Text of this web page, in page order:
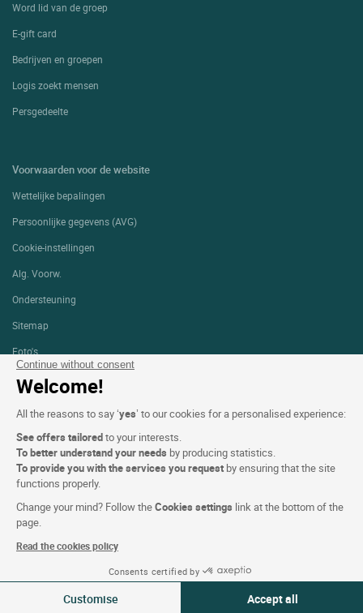
Continue without consent
Welcome!
All the reasons to say ‘yes’ to our cookies for a personalised experience:
See offers tailoredto your interests.
To better understand your needs by producing statistics.
To provide you with the services you request by ensuring that the site
functions properly.
Change your mind? Follow theCookies settings link at the bottom of the
page.
Read the cookies policy
Consents certified by
Customise Accept all
09-10 aug 2026
2 reizigers | 1 kamer
Word lid van de groep
E-gift card
Bedrijven en groepen
Logis zoekt mensen
Persgedeelte
Voorwaarden voor de website
Wettelijke bepalingen
Persoonlijke gegevens (AVG)
Cookie-instellingen
Alg. Voorw.
Ondersteuning
Sitemap
Foto's
VOLG ONS
Logis copyright © 2026 Alle rechten voorbehouden gerealiseerd door SIWAY